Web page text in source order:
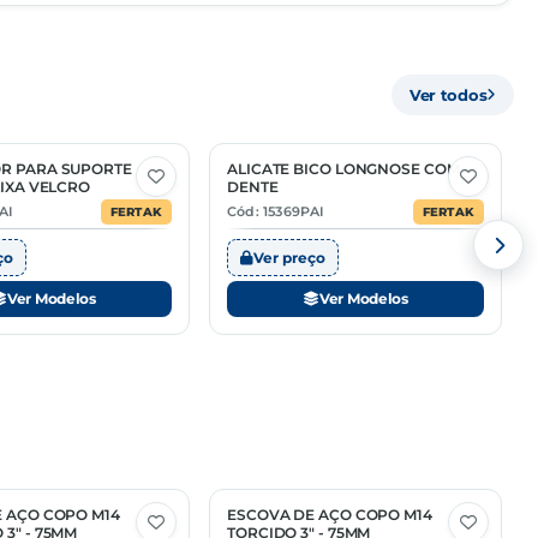
—
Ver todos
PARA SUPORTE
VELCRO
FERTAK
Ver Modelos
2 Opções
ALICATE BICO LONGNOSE COM
DENTE
Cód: 15369PAI FERTAK
Ver preço
Ver Modelos
AÇO COPO M14
3" - 75MM
ESCOVA DE AÇO COPO M14
TORCIDO 3" - 75MM